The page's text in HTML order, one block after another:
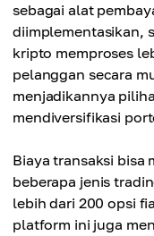
sebagai alat
diimplementasikan,
kripto memproses
pelanggan secara
menjadikannya
mendiversifikasi
Biaya transaksi
beberapa jenis
lebih dari 200 opsi
platform ini juga